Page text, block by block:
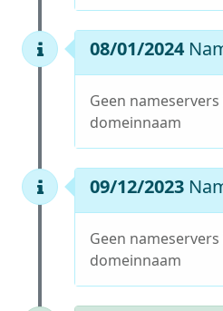
08/01/2024
Geen
domeinnaam
09/12/2023
Geen
domeinnaam